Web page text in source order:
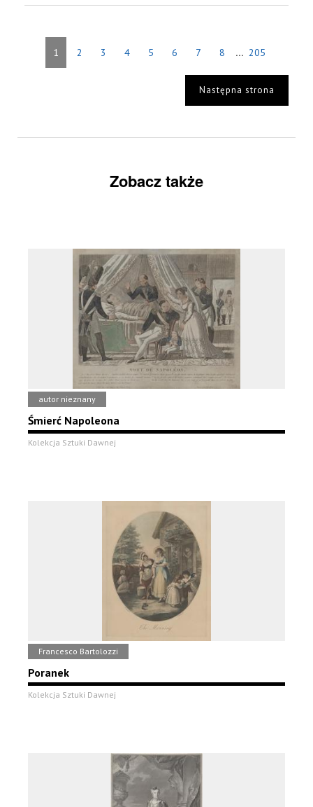
1 2 3 4 5 6 7 8 ... 205
Następna strona
Zobacz także
autor nieznany
Śmierć Napoleona
Kolekcja Sztuki Dawnej
Francesco Bartolozzi
Poranek
Kolekcja Sztuki Dawnej